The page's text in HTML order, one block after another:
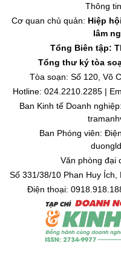
Thông
Cơ quan chủ quản: Hiệp
lâm
Tổng Biên tập:
Tổng thư ký tòa
Tòa soạn: Số 120, Võ
Hotline: 024.2210.2285 |
Ban Kinh tế Doanh
Ban Phóng viên:
Văn phòng đại
Số 331/38/10 Phan Huy Ích,
Điện thoại: